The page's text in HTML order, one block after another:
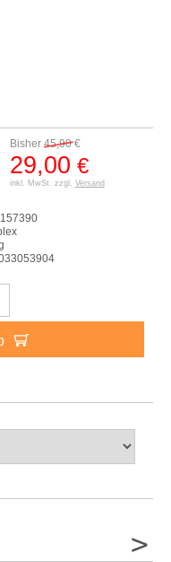
Bisher 45,90€
29,00 €
inkl. MwSt. zzgl. Versand
>